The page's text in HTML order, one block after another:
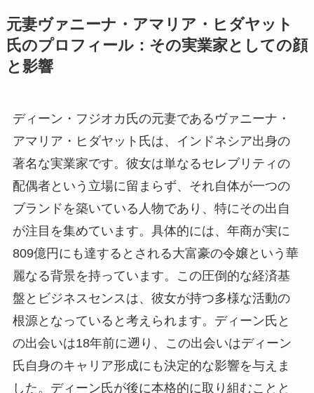
元妻ヴァニーナ・アマリア・ヒダヤット
氏のプロフィール：その実業家としての顔
と影響
ディーン・フジオカ氏の元妻であるヴァニーナ・
アマリア・ヒダヤット氏は、インドネシア出身の
著名な実業家です。彼女は単なるセレブリティの
配偶者という立場に留まらず、それ自体が一つの
ブランドを築いている人物であり、特にその出自
が注目を集めています。具体的には、年商が実に
809億円にも達するとされる大富豪の令嬢という華
麗なる背景を持っています。この圧倒的な経済基
盤とビジネスセンスは、彼女が持つ多様な活動の
根源となっていると考えられます。ディーン氏と
の出会いは18年前に遡り、この出会いはディーン
氏自身のキャリア形成にも決定的な影響を与えま
した。ディーン氏が後に本格的に取り組むことと